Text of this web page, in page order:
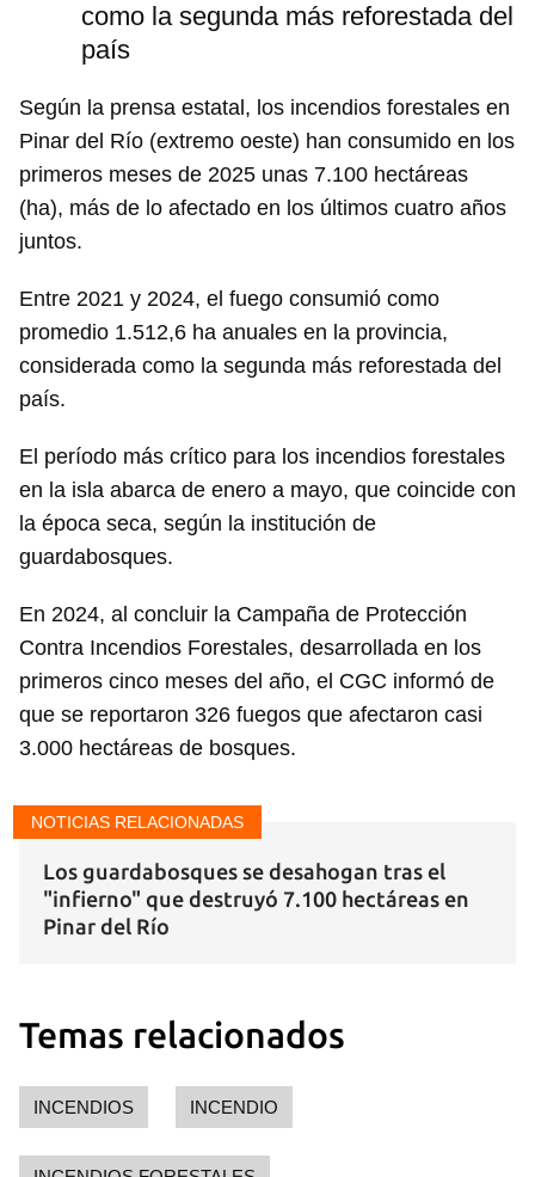
como la segunda más reforestada del
país
Según la prensa estatal, los incendios forestales en
Pinar del Río (extremo oeste) han consumido en los
primeros meses de 2025 unas 7.100 hectáreas
(ha), más de lo afectado en los últimos cuatro años
juntos.
Entre 2021 y 2024, el fuego consumió como
promedio 1.512,6 ha anuales en la provincia,
considerada como la segunda más reforestada del
país.
El período más crítico para los incendios forestales
en la isla abarca de enero a mayo, que coincide con
la época seca, según la institución de
guardabosques.
En 2024, al concluir la Campaña de Protección
Contra Incendios Forestales, desarrollada en los
primeros cinco meses del año, el CGC informó de
que se reportaron 326 fuegos que afectaron casi
3.000 hectáreas de bosques.
NOTICIAS RELACIONADAS
Los guardabosques se desahogan tras el
"infierno" que destruyó 7.100 hectáreas en
Pinar del Río
Temas relacionados
INCENDIOS INCENDIO